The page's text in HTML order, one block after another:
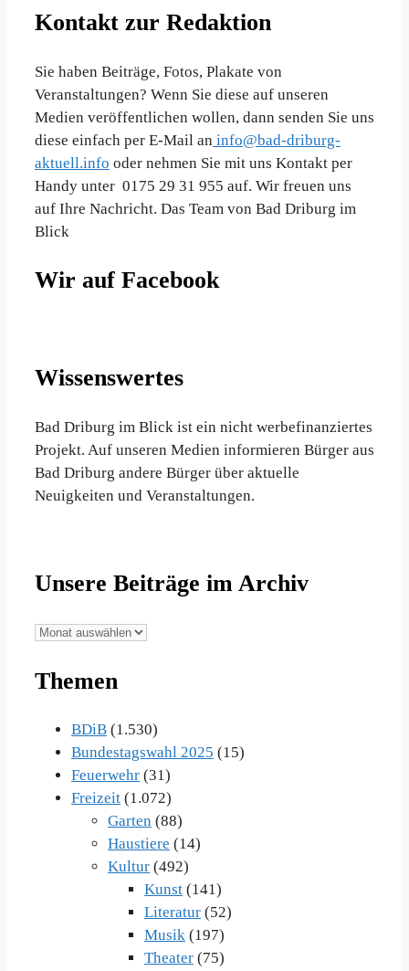
Kontakt zur Redaktion
Sie haben Beiträge, Fotos, Plakate von
Veranstaltungen? Wenn Sie diese auf unseren
Medien veröffentlichen wollen, dann senden Sie uns
diese einfach per E-Mail an info@bad-driburg-
aktuell.info oder nehmen Sie mit uns Kontakt per
Handy unter 0175 29 31 955 auf. Wir freuen uns
auf Ihre Nachricht. Das Team von Bad Driburg im
Blick
Wir auf Facebook
Wissenswertes
Bad Driburg im Blick ist ein nicht werbefinanziertes
Projekt. Auf unseren Medien informieren Bürger aus
Bad Driburg andere Bürger über aktuelle
Neuigkeiten und Veranstaltungen.
Unsere Beiträge im Archiv
Unsere
im
Themen
BDiB (1.530)
Bundestagswahl 2025 (15)
Feuerwehr (31)
Freizeit (1.072)
Garten (88)
Haustiere (14)
Kultur (492)
Kunst (141)
Literatur (52)
Musik (197)
Theater (75)